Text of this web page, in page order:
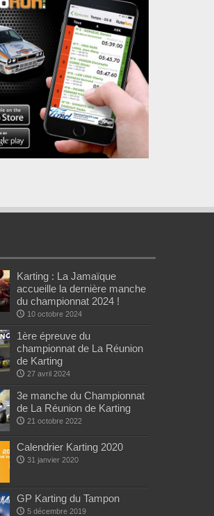
Karting : La Jamaïque
accueille la dernière manche
du championnat 2024 !
10 octobre 2024
1ère épreuve du
championnat de La Réunion
de Karting
27 avril 2024
3e manche du Championnat
de La Réunion de Karting
21 octobre 2022
Calendrier Karting 2020
31 janvier 2020
GP Karting du Tampon
5 décembre 2019